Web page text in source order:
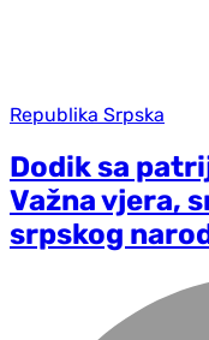
Republika Srpska
Dodik sa
Važna vjera,
srpskog